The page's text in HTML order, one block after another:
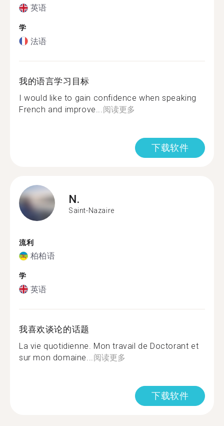
英语
学
法语
我的语言学习目标
I would like to gain confidence when speaking
French and improve... 阅读更多
下载软件
N.
Saint-Nazaire
流利
柏柏语
学
英语
我喜欢谈论的话题
La vie quotidienne. Mon travail de Doctorant et
sur mon domaine... 阅读更多
下载软件